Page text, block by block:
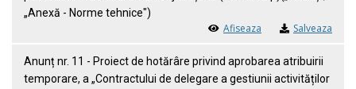
„Anexă - Norme tehnice")
Afiseaza Salveaza
Anunț nr. 11 - Proiect de hotărâre privind aprobarea atribuirii
temporare, a „Contractului de delegare a gestiunii activităților